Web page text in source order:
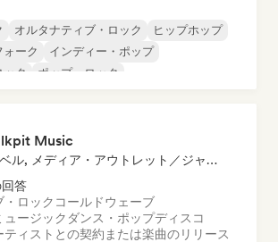
オルタナティブ・ロック
ヒップホップ
ーク
インディー・ポップ
ック
ポップ・ロック
Music
レーベル, メディア・アウトレット／ジャーナリスト, プレイリスト・キュレーター
回答
・ロック コールドウェーブ
ュージック ダンス・ポップディスコ
ティストとの契約または楽曲のリリース